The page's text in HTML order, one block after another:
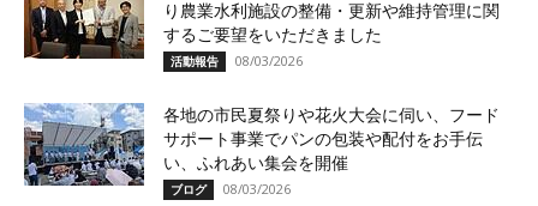
り農業水利施設の整備・更新や維持管理に関
するご要望をいただきました
活動報告 08/03/2026
各地の市民夏祭りや花火大会に伺い、フード
サポート事業でパンの包装や配付をお手伝
い、ふれあい集会を開催
ブログ 08/03/2026